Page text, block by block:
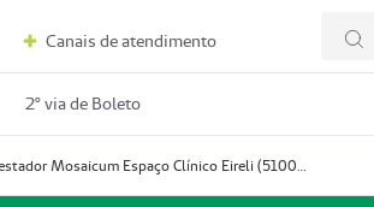
Canais de atendimento
2º via de Boleto
Prestador Mosaicum Espaço Clínico Eireli (51004355-5)